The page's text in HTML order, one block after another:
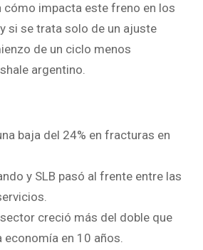
cómo impacta este freno en los
si se trata solo de un ajuste
de un ciclo menos
argentino.
baja del 24% en fracturas en
y SLB pasó al frente entre las
creció más del doble que
economía en 10 años.